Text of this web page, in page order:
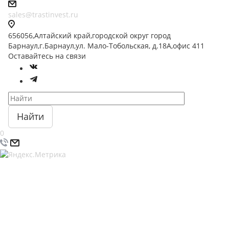
sales@trastinvest.ru
656056,Алтайский край,городской округ город
Барнаул,г.Барнаул,ул. Мало-Тобольская, д.18А,офис 411
Оставайтесь на связи
Найти
0